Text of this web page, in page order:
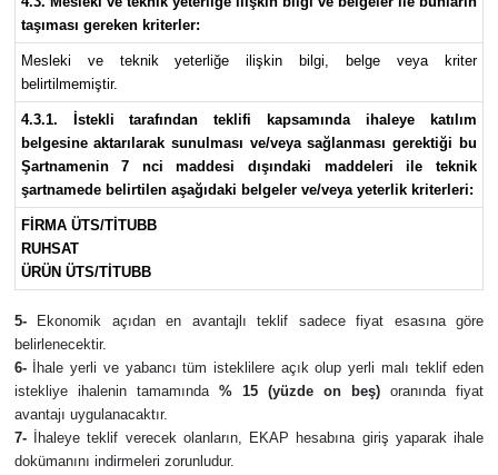
taşıması gereken kriterler:
Mesleki ve teknik yeterliğe ilişkin bilgi, belge veya kriter
belirtilmemiştir.
4.3.1. İstekli tarafından teklifi kapsamında ihaleye katılım
belgesine aktarılarak sunulması ve/veya sağlanması gerektiği bu
Şartnamenin 7 nci maddesi dışındaki maddeleri ile teknik
şartnamede belirtilen aşağıdaki belgeler ve/veya yeterlik kriterleri:
FİRMA ÜTS/TİTUBB
RUHSAT
ÜRÜN ÜTS/TİTUBB
5-Ekonomik açıdan en avantajlı teklif sadece fiyat esasına göre
belirlenecektir.
6-
İhale yerli ve yabancı tüm isteklilere açık olup yerli malı teklif eden
istekliye ihalenin tamamında % 15 (yüzde on beş)oranında fiyat
avantajı uygulanacaktır.
7-İhaleye teklif verecek olanların, EKAP hesabına giriş yaparak ihale
dokümanını indirmeleri zorunludur.